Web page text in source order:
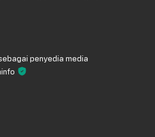
penyedia media